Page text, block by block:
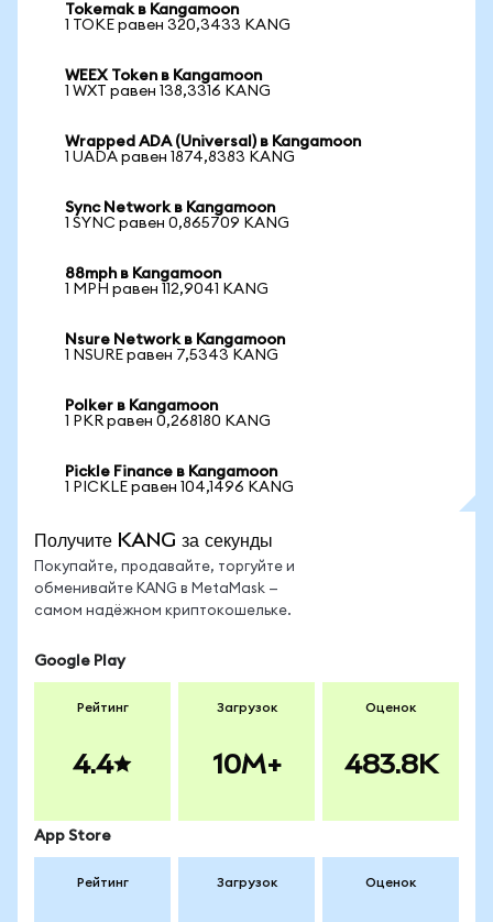
Tokemak в Kangamoon
1 TOKE равен 320,3433 KANG
WEEX Token в Kangamoon
1 WXT равен 138,3316 KANG
Wrapped ADA (Universal) в Kangamoon
1 UADA равен 1874,8383 KANG
Sync Network в Kangamoon
1 SYNC равен 0,865709 KANG
88mph в Kangamoon
1 MPH равен 112,9041 KANG
Nsure Network в Kangamoon
1 NSURE равен 7,5343 KANG
Polker в Kangamoon
1 PKR равен 0,268180 KANG
Pickle Finance в Kangamoon
1 PICKLE равен 104,1496 KANG
Получите KANG за секунды
Покупайте, продавайте, торгуйте и
обменивайте KANG в MetaMask —
самом надёжном криптокошельке.
Google Play
Рейтинг
4.4
Загрузок
10M+
Оценок
483.8K
App Store
Рейтинг Загрузок Оценок